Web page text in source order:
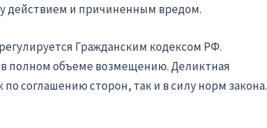
действием и причиненным вредом.
Гражданским кодексом РФ.
полном объеме возмещению. Деликтная
соглашению сторон, так и в силу норм закона.